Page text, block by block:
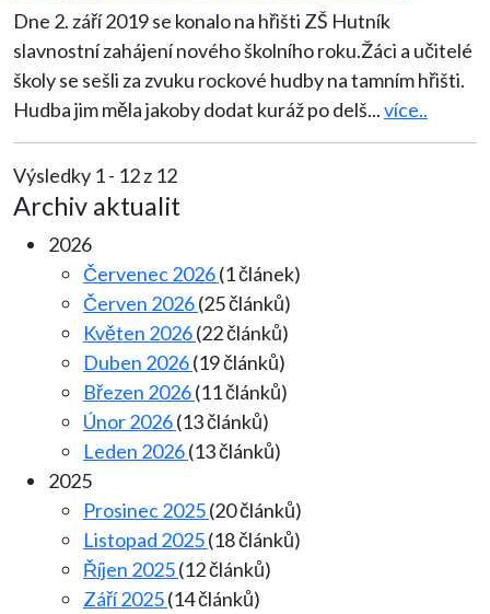
Dne 2. září 2019 se konalo na hřišti ZŠ Hutník
slavnostní zahájení nového školního roku.Žáci a učitelé
školy se sešli za zvuku rockové hudby na tamním hřišti.
Hudba jim měla jakoby dodat kuráž po delš...více..
Výsledky 1 - 12 z 12
Archiv aktualit
2026
Červenec 2026(1 článek)
Červen 2026(25 článků)
Květen 2026(22 článků)
Duben 2026(19 článků)
Březen 2026(11 článků)
Únor 2026(13 článků)
Leden 2026(13 článků)
2025
Prosinec 2025(20 článků)
Listopad 2025(18 článků)
Říjen 2025(12 článků)
Září 2025(14 článků)